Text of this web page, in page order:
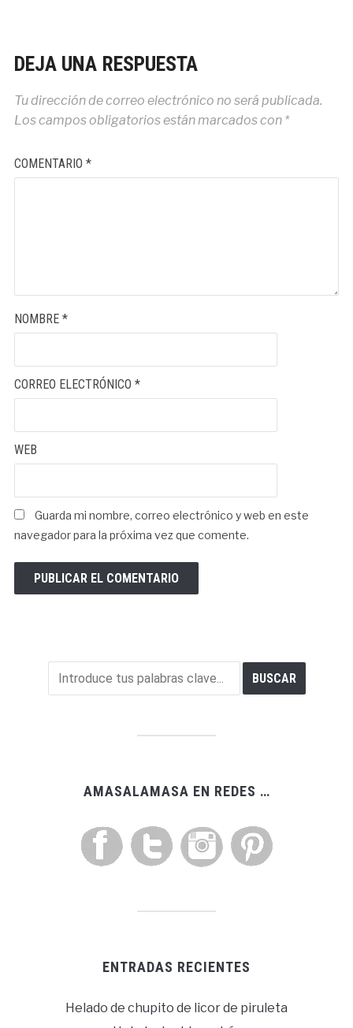
DEJA UNA RESPUESTA
Tu dirección de correo electrónico no será publicada.
Los campos obligatorios están marcados con *
COMENTARIO *
NOMBRE *
CORREO ELECTRÓNICO *
WEB
Guarda mi nombre, correo electrónico y web en este
navegador para la próxima vez que comente.
AMASALAMASA EN REDES …
ENTRADAS RECIENTES
Helado de chupito de licor de piruleta